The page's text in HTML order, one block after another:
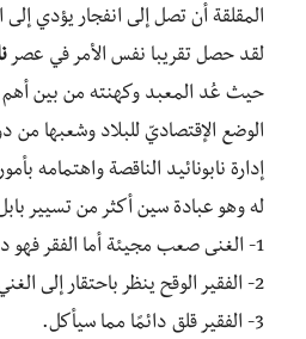
المقلقة أن تصل إلى انفجار يؤدي إلى
لقد حصل تقريبا نفس الأمر في عصر
حيث عُد المعبد وكهنته من بين أهم
الوضع الإقتصاديّ للبلاد وشعبها
إدارة نابونائيد الناقصة واهتمامه
له وهو عبادة سين أكثر من تسيير
1- الغنى صعب مجيئة أما الفقر فهو دوما في اليد.
2- الفقير الوقح ينظر باحتقار إلى الغني.
3- الفقير قلق دائمًا مما سيأكل.